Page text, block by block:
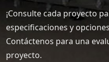
¡Consulte cada proyecto
especificaciones y
Contáctenos para una
proyecto.